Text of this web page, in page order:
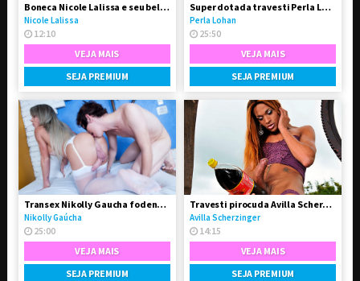
Boneca Nicole Lalissa e seu belo e grande dote
Nicole Lalissa
12:10
VEJA MAIS
SEJA PREMIUM
Super dotada travesti Perla Lohan fodeu o garotão
Perla Lohan
25:50
VEJA MAIS
SEJA PREMIUM
Transex Nikolly Gaucha fodendo o boy Marquinhos
Nikolly Gaúcha
25:00
VEJA MAIS
SEJA PREMIUM
Travesti pirocuda Avilla Scherzinger
Avilla Scherzinger
14:15
VEJA MAIS
SEJA PREMIUM